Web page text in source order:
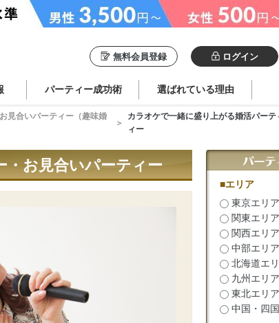
無料会員登録 ログイン
パーティー成功術 選ばれている理由
見合いパーティー（趣味婚
カラオケで一緒に盛り上がる婚活パー
ィー
・お見合いパーティー
■エリア
東京エリア
関東エリア
関西エリア
中部エリア
北海道エ
九州エリア
東北エリア
中国・四